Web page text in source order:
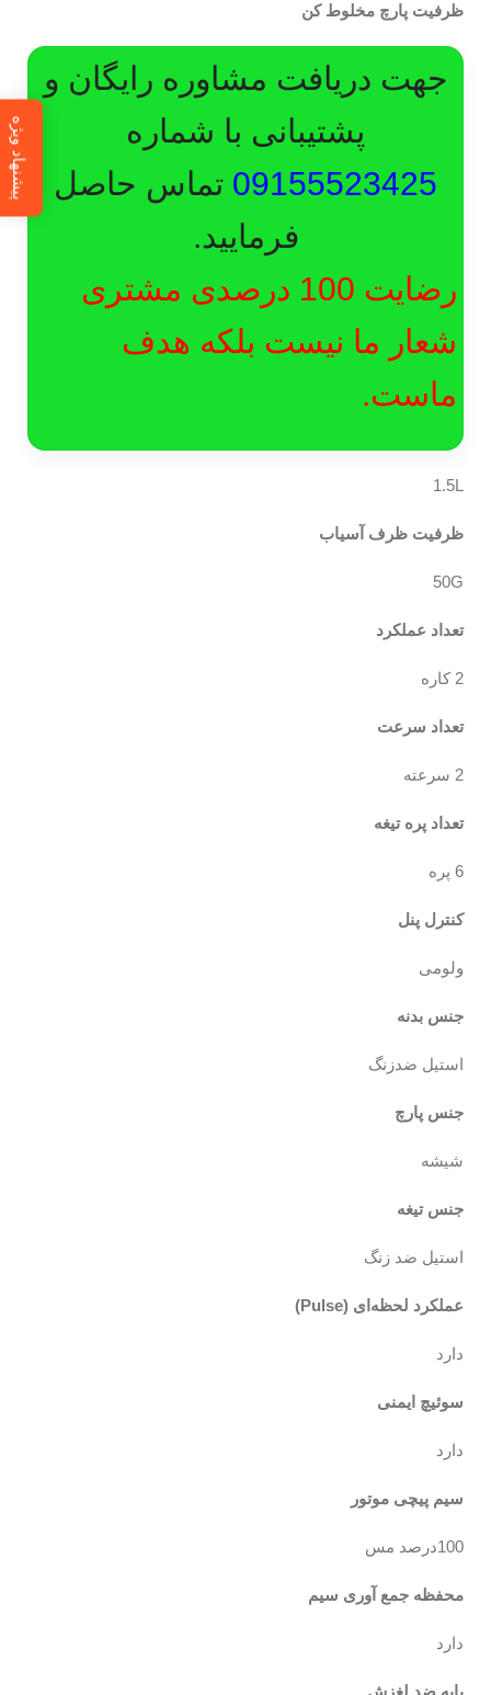
ظرفیت پارچ مخلوط کن
جهت دریافت مشاوره رایگان و
پشتیبانی با شماره
09155523425 تماس حاصل
فرمایید.
رضایت 100 درصدی مشتری
شعار ما نیست بلکه هدف
ماست.
1.5L
ظرفیت ظرف آسیاب
50G
تعداد عملکرد
2 کاره
تعداد سرعت
2 سرعته
تعداد پره تیغه
6 پره
کنترل پنل
ولومی
جنس بدنه
استیل ضدزنگ
جنس پارچ
شیشه
جنس تیغه
استیل ضد زنگ
عملکرد لحظه‌ای (Pulse)
دارد
سوئیچ ایمنی
دارد
سیم پیچی موتور
100درصد مس
محفظه جمع آوری سیم
دارد
پایه ضد لغزش
پیشنهاد ویژه